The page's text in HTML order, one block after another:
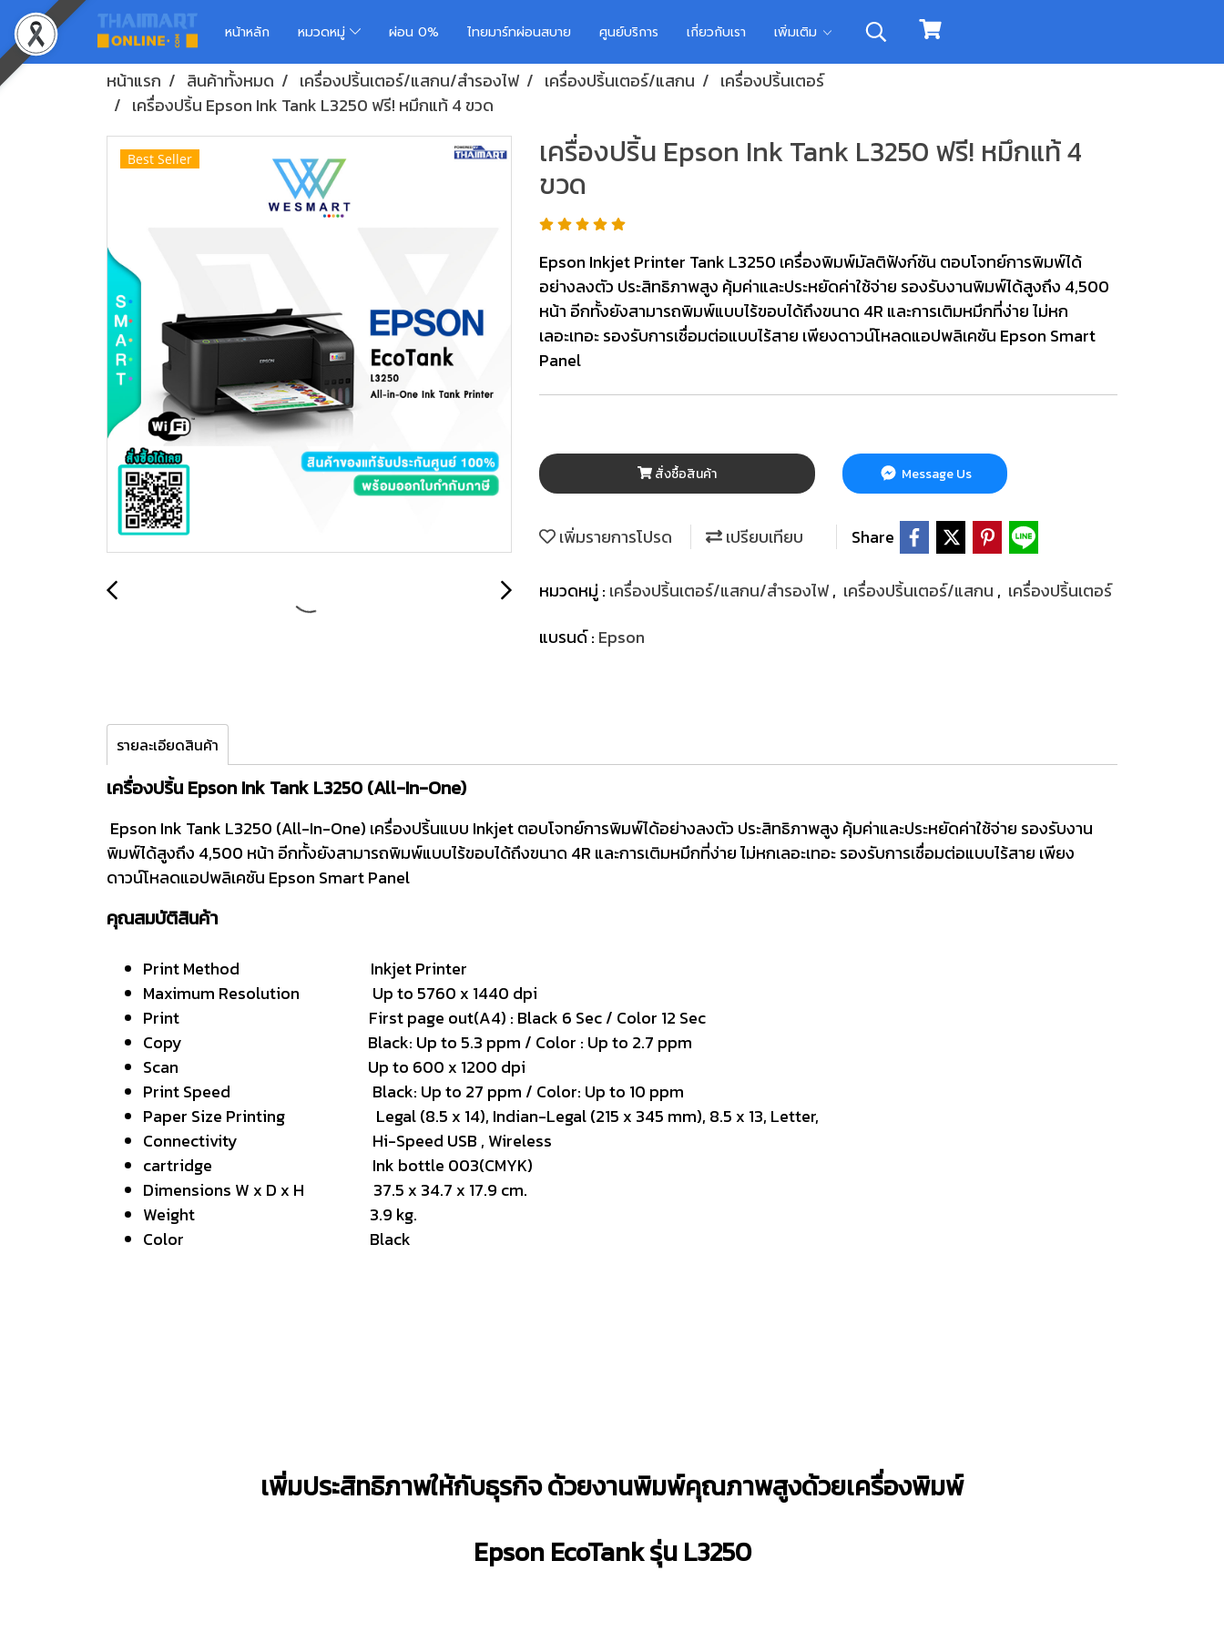
หน้าหลัก หมวดหมู่ ผ่อน 0% ไทยมาร์ทผ่อนสบาย ศูนย์บริการ เกี่ยวกับเรา เพิ่มเติม
หน้าแรก สินค้าทั้งหมด เครื่องปริ้นเตอร์/แสกน/สำรองไฟ เครื่องปริ้นเตอร์/แสกน
เครื่องปริ้นเตอร์
เครื่องปริ้น Epson Ink Tank L3250 ฟรี! หมึกแท้ 4 ขวด
Best Seller
เครื่องปริ้น Epson Ink Tank L3250 ฟรี! หมึกแท้ 4
ขวด
Epson Inkjet Printer Tank L3250 เครื่องพิมพ์มัลติฟังก์ชัน ตอบโจทย์การพิมพ์ได้
อย่างลงตัว ประสิทธิภาพสูง คุ้มค่าและประหยัดค่าใช้จ่าย รองรับงานพิมพ์ได้สูงถึง 4,500
หน้า อีกทั้งยังสามารถพิมพ์แบบไร้ขอบได้ถึงขนาด 4R และการเติมหมึกที่ง่าย ไม่หก
เลอะเทอะ รองรับการเชื่อมต่อแบบไร้สาย เพียงดาวน์โหลดแอปพลิเคชัน Epson Smart
Panel
สั่งซื้อสินค้า Message Us
เพิ่มรายการโปรด เปรียบเทียบ Share
หมวดหมู่ : เครื่องปริ้นเตอร์/แสกน/สำรองไฟ, เครื่องปริ้นเตอร์/แสกน , เครื่องปริ้นเตอร์
แบรนด์ : Epson
รายละเอียดสินค้า
เครื่องปริ้น Epson Ink Tank L3250 (All-In-One)
Epson Ink Tank L3250 (All-In-One) เครื่องปริ้นแบบ Inkjet ตอบโจทย์การพิมพ์ได้อย่างลงตัว ประสิทธิภาพสูง คุ้มค่าและประหยัดค่าใช้จ่าย รองรับงาน
พิมพ์ได้สูงถึง 4,500 หน้า อีกทั้งยังสามารถพิมพ์แบบไร้ขอบได้ถึงขนาด 4R และการเติมหมึกที่ง่าย ไม่หกเลอะเทอะ รองรับการเชื่อมต่อแบบไร้สาย เพียง
ดาวน์โหลดแอปพลิเคชัน Epson Smart Panel
คุณสมบัติสินค้า
Print Method Inkjet Printer
Maximum Resolution Up to 5760 x 1440 dpi
Print First page out(A4) : Black 6 Sec / Color 12 Sec
Copy Black: Up to 5.3 ppm / Color : Up to 2.7 ppm
Scan Up to 600 x 1200 dpi
Print Speed Black: Up to 27 ppm / Color: Up to 10 ppm
Paper Size Printing Legal (8.5 x 14), Indian-Legal (215 x 345 mm), 8.5 x 13, Letter,
Connectivity Hi-Speed USB , Wireless
cartridge Ink bottle 003(CMYK)
Dimensions W x D x H 37.5 x 34.7 x 17.9 cm.
Weight 3.9 kg.
Color Black
เพิ่มประสิทธิภาพให้กับธุรกิจ ด้วยงานพิมพ์คุณภาพสูงด้วยเครื่องพิมพ์
Epson EcoTank รุ่น L3250